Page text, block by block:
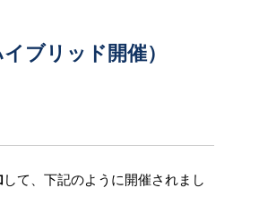
ブリッド開催）
して、下記のように開催されまし